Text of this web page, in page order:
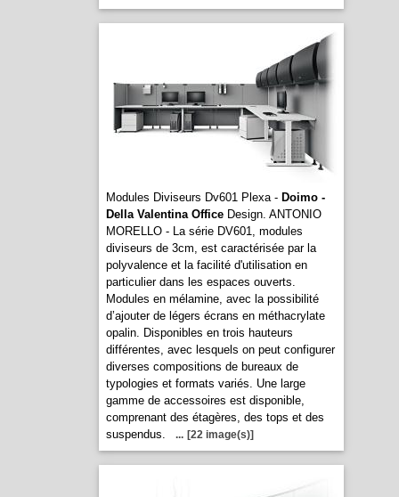
Modules Diviseurs Dv601 Plexa - Doimo -
Della Valentina OfficeDesign. ANTONIO
MORELLO - La série DV601, modules
diviseurs de 3cm, est caractérisée par la
polyvalence et la facilité d'utilisation en
particulier dans les espaces ouverts.
Modules en mélamine, avec la possibilité
d’ajouter de légers écrans en méthacrylate
opalin. Disponibles en trois hauteurs
différentes, avec lesquels on peut configurer
diverses compositions de bureaux de
typologies et formats variés. Une large
gamme de accessoires est disponible,
comprenant des étagères, des tops et des
suspendus.
... [22 image(s)]